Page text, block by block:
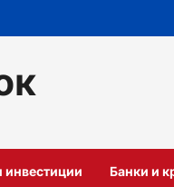
инвестиции Банки и